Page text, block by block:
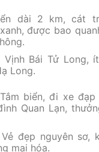
dài 2 km, cát
được bao
Vịnh Bái Tử Long,
Long.
biển, đi xe đạp
Quan Lạn,
đẹp nguyên sơ,
mại hóa.